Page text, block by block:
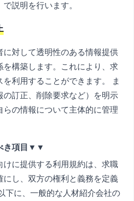
説明を行います。
に対して透明性のある情報提供
を構築します。これにより、求
利用することができます。 ま
の訂正、削除要求など）を明示
の情報について主体的に管理
き項目▼▼
けに提供する利用規約は、求職
にし、双方の権利と義務を定義
下に、一般的な人材紹介会社の